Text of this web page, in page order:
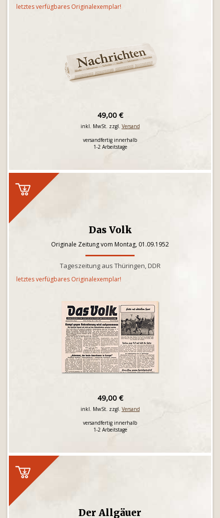
letztes verfügbares Originalexemplar!
49,00 €
inkl. MwSt. zzgl. Versand
versandfertig innerhalb
1-2 Arbeitstage
Das Volk
Originale Zeitung vom Montag, 01.09.1952
Tageszeitung aus Thüringen, DDR
letztes verfügbares Originalexemplar!
49,00 €
inkl. MwSt. zzgl. Versand
versandfertig innerhalb
1-2 Arbeitstage
Der Allgäuer